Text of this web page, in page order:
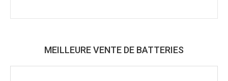
MEILLEURE VENTE DE BATTERIES